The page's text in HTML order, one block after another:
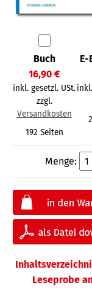
Buch
16,90 €
inkl. gesetzl. USt.
zzgl.
Versandkosten
192 Seiten
E-
Menge:
Leseprobe